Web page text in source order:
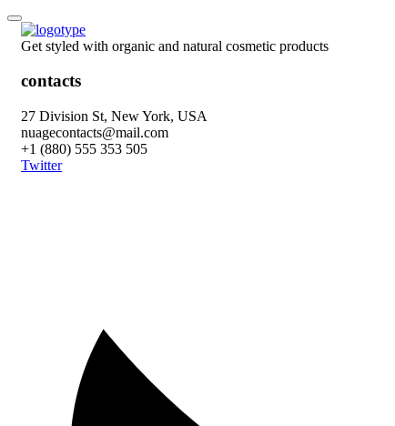
Get styled with organic and natural cosmetic products
contacts
27 Division St, New York, USA
nuagecontacts@mail.com
+1 (880) 555 353 505
Twitter